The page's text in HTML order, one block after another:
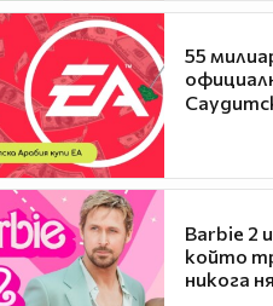
55
Barbie 2
който
никога